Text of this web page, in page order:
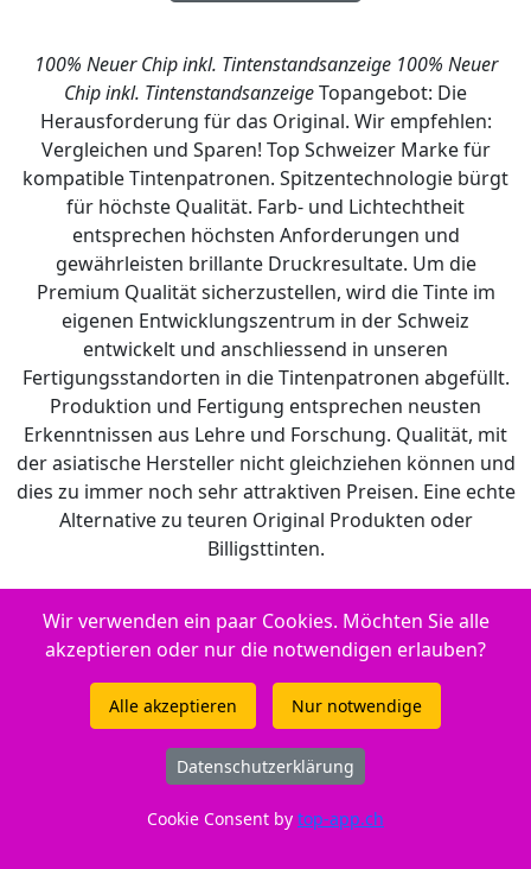
100% Neuer Chip inkl. Tintenstandsanzeige 100% Neuer
Chip inkl. TintenstandsanzeigeTopangebot: Die
Herausforderung für das Original. Wir empfehlen:
Vergleichen und Sparen! Top Schweizer Marke für
kompatible Tintenpatronen. Spitzentechnologie bürgt
für höchste Qualität. Farb- und Lichtechtheit
entsprechen höchsten Anforderungen und
gewährleisten brillante Druckresultate. Um die
Premium Qualität sicherzustellen, wird die Tinte im
eigenen Entwicklungszentrum in der Schweiz
entwickelt und anschliessend in unseren
Fertigungsstandorten in die Tintenpatronen abgefüllt.
Produktion und Fertigung entsprechen neusten
Erkenntnissen aus Lehre und Forschung. Qualität, mit
der asiatische Hersteller nicht gleichziehen können und
dies zu immer noch sehr attraktiven Preisen. Eine echte
Alternative zu teuren Original Produkten oder
Billigsttinten.
Füllmenge: 3.3 ml. Reicht für: 165 Seiten.
Gut zu wissen
Entsorgungsorganisation:
ElektroG-Zeichen
Füllmenge:
Standard
Hersteller Adresse:
Tuchorazska 1347, 28201
Wir verwenden ein paar Cookies. Möchten Sie alle
akzeptieren oder nur die notwendigen erlauben?
Alle akzeptieren Nur notwendige
Datenschutzerklärung
Cookie Consent by top-app.ch